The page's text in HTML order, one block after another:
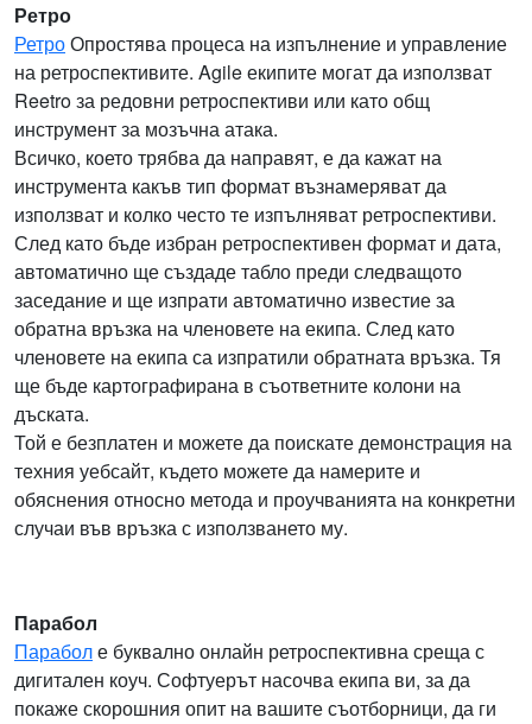
Ретро
РетроОпростява процеса на изпълнение и управление
на ретроспективите. Agile екипите могат да използват
Reetro за редовни ретроспективи или като общ
инструмент за мозъчна атака.
Всичко, което трябва да направят, е да кажат на
инструмента какъв тип формат възнамеряват да
използват и колко често те изпълняват ретроспективи.
След като бъде избран ретроспективен формат и дата,
автоматично ще създаде табло преди следващото
заседание и ще изпрати автоматично известие за
обратна връзка на членовете на екипа. След като
членовете на екипа са изпратили обратната връзка. Тя
ще бъде картографирана в съответните колони на
дъската.
Той е безплатен и можете да поискате демонстрация на
техния уебсайт, където можете да намерите и
обяснения относно метода и проучванията на конкретни
случаи във връзка с използването му.
Парабол
Параболе буквално онлайн ретроспективна среща с
дигитален коуч. Софтуерът насочва екипа ви, за да
покаже скорошния опит на вашите съотборници, да ги